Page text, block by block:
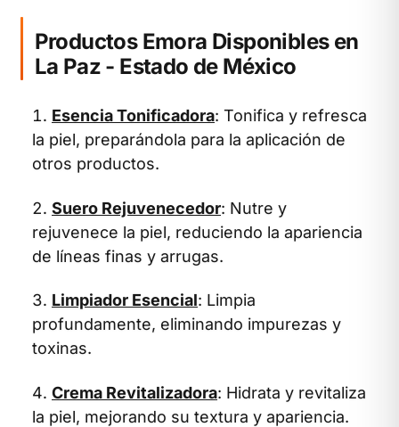
Productos Emora Disponibles en
La Paz - Estado de México
Esencia Tonificadora: Tonifica y refresca
la piel, preparándola para la aplicación de
otros productos.
Suero Rejuvenecedor: Nutre y
rejuvenece la piel, reduciendo la apariencia
de líneas finas y arrugas.
Limpiador Esencial: Limpia
profundamente, eliminando impurezas y
toxinas.
Crema Revitalizadora: Hidrata y revitaliza
la piel, mejorando su textura y apariencia.